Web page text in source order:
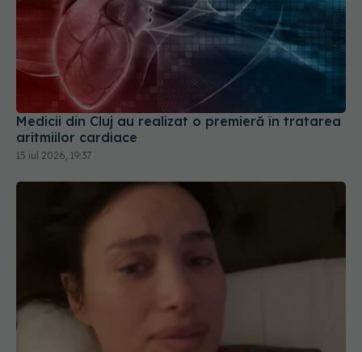
Medicii din Cluj au realizat o premieră în tratarea
aritmiilor cardiace
15 iul 2026, 19:37